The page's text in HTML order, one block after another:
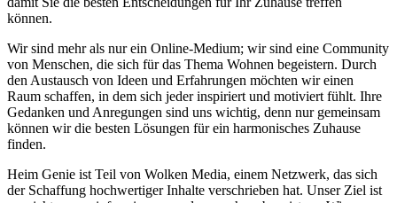
können.
Wir sind mehr als nur ein Online-Medium; wir sind eine Community
von Menschen, die sich für das Thema Wohnen begeistern. Durch
den Austausch von Ideen und Erfahrungen möchten wir einen
Raum schaffen, in dem sich jeder inspiriert und motiviert fühlt. Ihre
Gedanken und Anregungen sind uns wichtig, denn nur gemeinsam
können wir die besten Lösungen für ein harmonisches Zuhause
finden.
Heim Genie ist Teil von Wolken Media, einem Netzwerk, das sich
der Schaffung hochwertiger Inhalte verschrieben hat. Unser Ziel ist